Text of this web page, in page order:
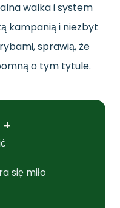
walka i system
kampanią i niezbyt
sprawią, że
o tym tytule.
+
się miło